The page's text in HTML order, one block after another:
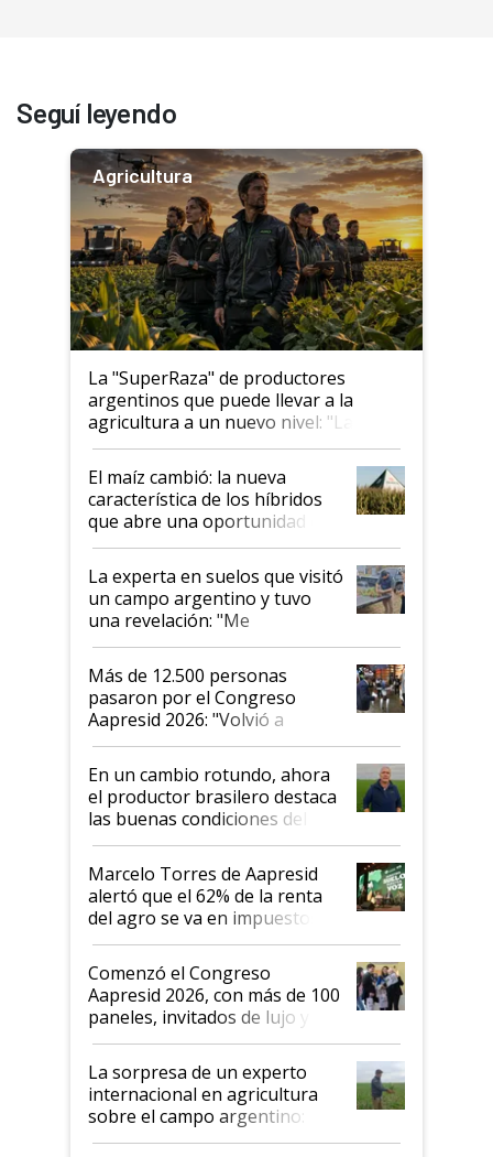
Seguí leyendo
Agricultura
La "SuperRaza" de productores
argentinos que puede llevar a la
agricultura a un nuevo nivel: "Las
posibilidades de crecimiento son
infinitas"
El maíz cambió: la nueva
característica de los híbridos
que abre una oportunidad en
el lote
La experta en suelos que visitó
un campo argentino y tuvo
una revelación: "Me
impresionó mucho"
Más de 12.500 personas
pasaron por el Congreso
Aapresid 2026: "Volvió a
demostrar que hablar del
suelo es hablar de todo el
sistema productivo"
En un cambio rotundo, ahora
el productor brasilero destaca
las buenas condiciones del
agro argentino para invertir:
"Los veo más motivados"
Marcelo Torres de Aapresid
alertó que el 62% de la renta
del agro se va en impuestos:
"No es bueno que en
Argentina se sigan discutiendo
las mismas cosas de hace 50
años"
Comenzó el Congreso
Aapresid 2026, con más de 100
paneles, invitados de lujo y
todas las tendencias
La sorpresa de un experto
internacional en agricultura
sobre el campo argentino:
"Estoy muy impresionado"